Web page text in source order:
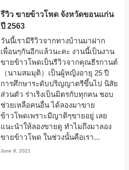
รีวิว ขายข้าวโพด จังหวัดขอนแก่น
ปี 2563
วันนี้เรามีรีวิวจากทางบ้านมาฝาก
เพื่อนๆกันอีกแล้วนะคะ งานนี้เป็นงาน
ขายข้าวโพดเป็นรีวิวจากคุณธีรกานต์
（นามสมมุติ）เป็นผู้หญิงอายุ 25 ปี
การศึกษาระดับปริญญาตรีขึ้นไป นิสัย
ส่วนตัว ร่าเริงเป็นมิตรกับทุกคน ชอบ
ช่วยเหลือคนอื่น ได้ลองมาขาย
ข้าวโพดเพราะมีญาติๆขายอยู่ เลย
แนะนำให้ลองขายดู ทำไมถึงมาลอง
ขายข้าวโพด ในช่วงนั้นคือเรา...
June 8, 2021